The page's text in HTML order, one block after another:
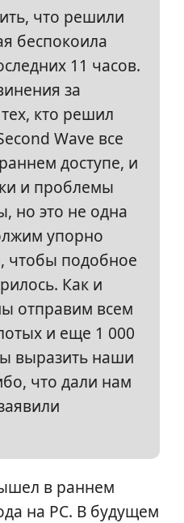
что решили
беспокоила
11 часов.
за
кто решил
Wave все
доступе, и
и проблемы
но это не одна
упорно
чтобы подобное
Как и
отправим всем
и еще 1 000
выразить наши
что дали нам
в раннем
на PC. В будущем